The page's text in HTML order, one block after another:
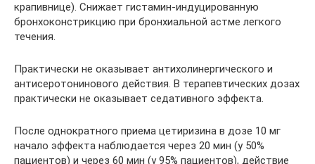
крапивнице). Снижает гистамин-индуцированную
бронхоконстрикцию при бронхиальной астме легкого
течения.
Практически не оказывает антихолинергического и
антисеротонинового действия. В терапевтических дозах
практически не оказывает седативного эффекта.
После однократного приема цетиризина в дозе 10 мг
начало эффекта наблюдается через 20 мин (у 50%
пациентов) и через 60 мин (у 95% пациентов), действие